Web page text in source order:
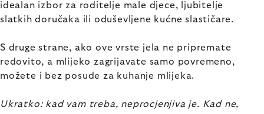
idealan izbor za roditelje male djece, ljubitelje
slatkih doručaka ili oduševljene kućne slastičare.
S druge strane, ako ove vrste jela ne pripremate
redovito, a mlijeko zagrijavate samo povremeno,
možete i bez posude za kuhanje mlijeka.
Ukratko: kad vam treba, neprocjenjiva je. Kad ne,